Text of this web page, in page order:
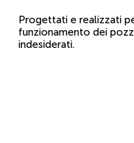
Progettati e realizzati
funzionamento dei
indesiderati.